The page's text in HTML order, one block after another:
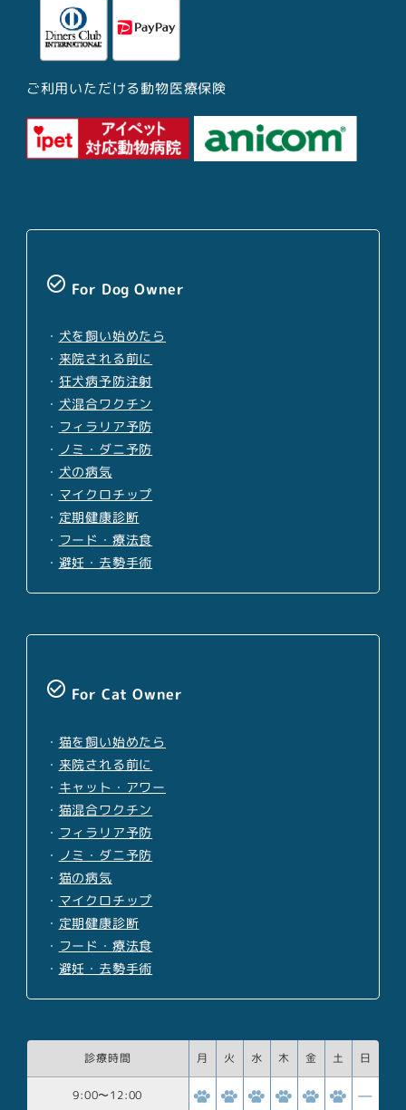
ご利用いただける動物医療保険
check_circle_outline For Dog Owner
・ 犬を飼い始めたら
・ 来院される前に
・ 狂犬病予防注射
・ 犬混合ワクチン
・ フィラリア予防
・ ノミ・ダニ予防
・ 犬の病気
・ マイクロチップ
・ 定期健康診断
・ フード・療法食
・ 避妊・去勢手術
check_circle_outline For Cat Owner
・ 猫を飼い始めたら
・ 来院される前に
・ キャット・アワー
・ 猫混合ワクチン
・ フィラリア予防
・ ノミ・ダニ予防
・ 猫の病気
・ マイクロチップ
・ 定期健康診断
・ フード・療法食
・ 避妊・去勢手術
診療時間 月 火 水 木 金 土 日
9:00〜12:00